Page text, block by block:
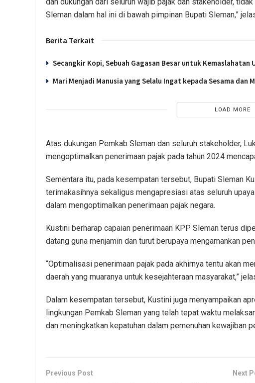
Sleman dalam hal ini di bawah pimpinan Bupati Sleman,”
Berita Terkait
Secangkir Kopi, Sebuah Gagasan Besar untuk Kemaslahatan
Mari Menjadi Manusia yang Selalu Ingat kepada Sesama dan
LOAD MORE
Atas dukungan Pemkab Sleman dan seluruh stakeholder,
mengoptimalkan penerimaan pajak pada tahun 2024
Sementara itu, pada kesempatan tersebut, Bupati Sleman
terimakasihnya sekaligus mengapresiasi atas seluruh
dalam mengoptimalkan penerimaan pajak negara.
Kustini berharap capaian penerimaan KPP Sleman terus
datang guna menjamin dan turut berupaya mengamankan
“Optimalisasi penerimaan pajak pada akhirnya tentu akan
daerah yang muaranya untuk kesejahteraan masyarakat,”
Dalam kesempatan tersebut, Kustini juga menyampaikan
lingkungan Pemkab Sleman yang telah tepat waktu
dan meningkatkan kepatuhan dalam pemenuhan kewajiban
Previous Post Next